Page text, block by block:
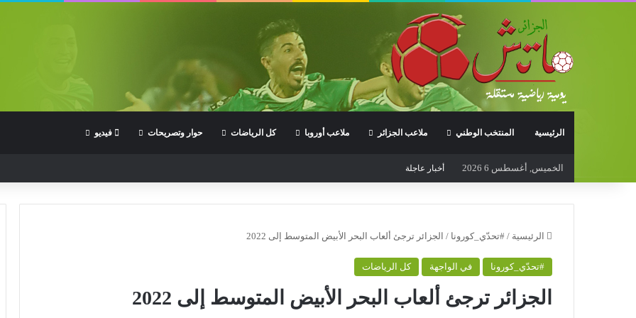
الرئيسية المنتخب الوطني ملاعب الجزائر ملاعب أوروبا كل الرياضات حوار وتصريحات فيديو
الخميس, أغسطس 6 2026 أخبار عاجلة
الرئيسية / #تحدّي_كورونا / الجزائر ترجئ ألعاب البحر الأبيض المتوسط إلى 2022
#تحدّي_كورونا في الواجهة كل الرياضات
الجزائر ترجئ ألعاب البحر الأبيض المتوسط إلى 2022